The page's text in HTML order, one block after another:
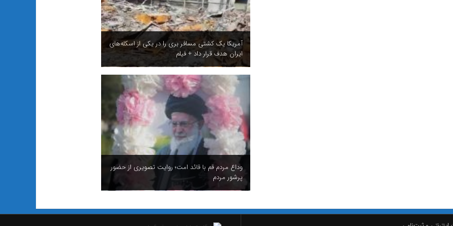
آمریکا یک کشتی مسافر بری را در یکی از اسکله‌های
ایران هدف قرار داد + فیلم
وداع مردم قم با قائد امت؛ روایت تصویری از حضور
پرشور مردم